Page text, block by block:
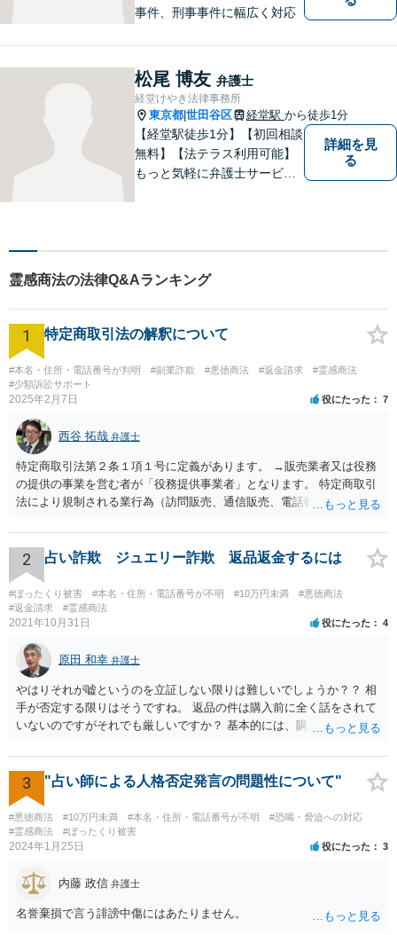
事件、刑事事件に幅広く対応
松尾 博友 弁護士
経堂けやき法律事務所
東京都 世田谷区 経堂駅 から徒歩1分
【経堂駅徒歩1分】【初回相談
無料】【法テラス利用可能】
もっと気軽に弁護士サービス
生活の法的トラブルは、基本
的にどのようなことでもご相
談に応じます。お気軽にご相
談ください。
詳細を見
る
霊感商法の法律Q&Aランキング
1 特定商取引法の解釈について
#本名・住所・電話番号が判明 #副業詐欺 #悪徳商法 #返金請求
#霊感商法
#少額訴訟サポート
2025年2月7日 役にたった 7
西谷 拓哉 弁護士
特定商取引法第２条１項１号に定義があります。 →販売業者又は役務
の提供の事業を営む者が「役務提供事業者」となります。 特定商取引
法により規制される業行為（訪問販売、通信販売、電話勧誘販売な
を守る必要があります。
2 占い詐欺 ジュエリー詐欺 返品返金するには
#ぼったくり被害 #本名・住所・電話番号が不明 #10万円未満
#悪徳商法
#返金請求
#霊感商法
2021年10月31日 役にたった 4
原田 和幸 弁護士
やはりそれが嘘というのを立証しない限りは難しいでしょうか？？ 相
手が否定する限りはそうですね。 返品の件は購入前に全く話をされて
いないのですがそれでも厳しいですか？ 基本的には、購入したのであ
3 "占い師による人格否定発言の問題性について"
#悪徳商法 #10万円未満 #本名・住所・電話番号が不明
#恐喝・脅迫への対応
#霊感商法
#ぼったくり被害
2024年1月25日 役にたった 3
内藤 政信 弁護士
名誉棄損で言う誹謗中傷にはあたりません。